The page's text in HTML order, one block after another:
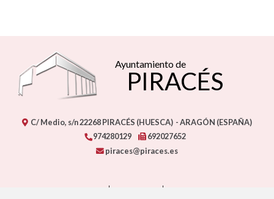
Ayuntamiento de
PIRACÉS
C/ Medio, s/n22268PIRACÉS (HUESCA) - ARAGÓN (ESPAÑA)
974280129
692027652
piraces@piraces.es